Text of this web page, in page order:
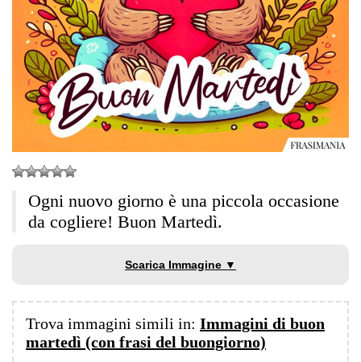
Ogni nuovo giorno è una piccola occasione
da cogliere! Buon Martedì.
Scarica Immagine ▼
Trova immagini simili in: Immagini di buon
martedì (con frasi del buongiorno)